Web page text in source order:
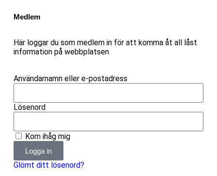
Medlem
Här loggar du som medlem in för att komma åt all låst
information på webbplatsen
Användarnamn eller e-postadress
Lösenord
Kom ihåg mig
Logga in
Glömt ditt lösenord?